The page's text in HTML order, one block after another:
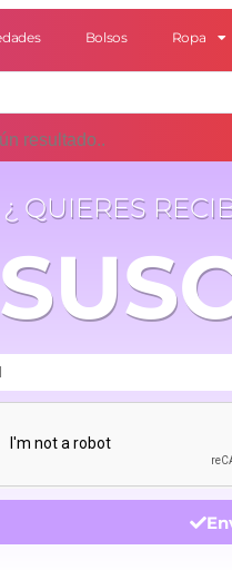
Bolsos Ropa
resultado..
¿ QUIERES